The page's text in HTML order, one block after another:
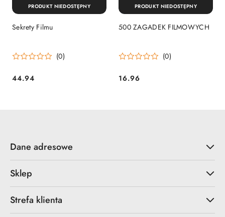
Sekrety Filmu
(0)
Cena:
44.94
PRODUKT NIEDOSTĘPNY
500 ZAGADEK FILMOWYCH
(0)
Cena:
16.96
PRODUKT NIEDOSTĘPNY
Dane adresowe
Sklep
Strefa klienta